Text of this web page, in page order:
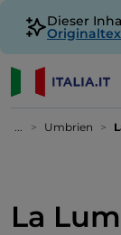
Dieser
... Umbrien
La